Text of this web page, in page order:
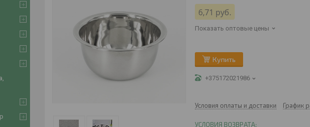
6,71 руб.
Показать оптовые цены
Купить
+375172021986
Условия оплаты и доставки График